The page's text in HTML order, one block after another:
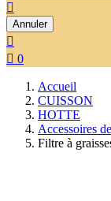

Annuler

 0
Accueil
CUISSON
HOTTE
Accessoires
Filtre à